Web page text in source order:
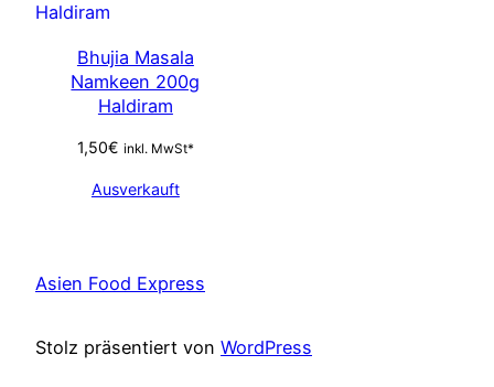
Bhujia Masala
Namkeen 200g
Haldiram
1,50€ inkl. MwSt*
Ausverkauft
Asien Food Express
Stolz präsentiert von WordPress